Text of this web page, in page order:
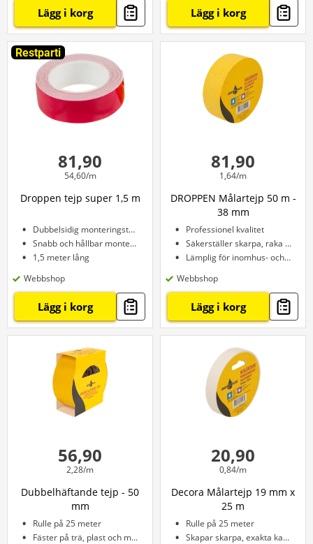
Lägg i korg Lägg i korg
Restparti
81,90
54,60/m
Droppen tejp super 1,5 m
Dubbelsidig monteringstejp
Snabb och hållbar montering
1,5 meter lång
Webbshop
Lägg i korg
81,90
1,64/m
DROPPEN Målartejp 50 m -
38 mm
Professionel kvalitet
Säkerställer skarpa, raka kanter
Lämplig för inomhus- och utomhusbruk
Webbshop
Lägg i korg
56,90
2,28/m
Dubbelhäftande tejp - 50
mm
Rulle på 25 meter
Fäster på trä, plast och metall
20,90
0,84/m
Decora Målartejp 19 mm x
25 m
Rulle på 25 meter
Skapar skarpa, exakta kanter